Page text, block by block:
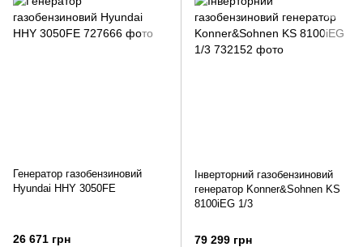
Генератор газобензиновий
Hyundai HHY 3050FE
26 671 грн
Інверторний газобензиновий
генератор Konner&Sohnen KS
8100iEG 1/3
79 299 грн